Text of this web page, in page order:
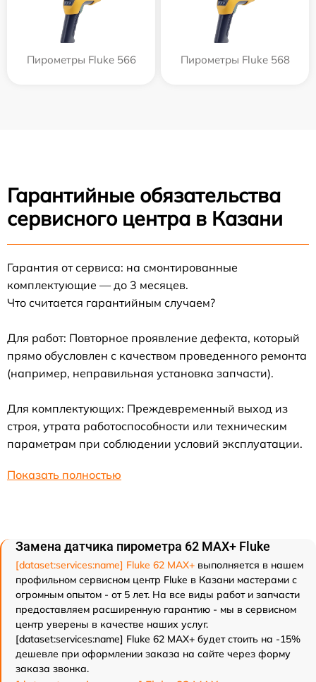
Пирометры Fluke 566 Пирометры Fluke 568
Гарантийные обязательства
сервисного центра в Казани
Гарантия от сервиса: на смонтированные
комплектующие — до 3 месяцев.
Что считается гарантийным случаем?
Для работ: Повторное проявление дефекта, который
прямо обусловлен с качеством проведенного ремонта
(например, неправильная установка запчасти).
Для комплектующих: Преждевременный выход из
строя, утрата работоспособности или техническим
параметрам при соблюдении условий эксплуатации.
Показать полностью
Замена датчика пирометра 62 MAX+ Fluke
[dataset:services:name] Fluke 62 MAX+ выполняется в нашем
профильном сервисном центр Fluke в Казани мастерами с
огромным опытом - от 5 лет. На все виды работ и запчасти
предоставляем расширенную гарантию - мы в сервисном
центр уверены в качестве наших услуг.
[dataset:services:name] Fluke 62 MAX+ будет стоить на -15%
дешевле при оформлении заказа на сайте через форму
заказа звонка.